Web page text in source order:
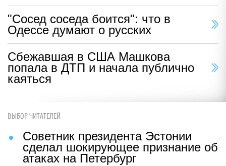
"Сосед соседа боится": что в
Одессе думают о русских
Сбежавшая в США Машкова
попала в ДТП и начала публично
каяться
ВЫБОР ЧИТАТЕЛЕЙ
Советник президента Эстонии
сделал шокирующее признание об
атаках на Петербург